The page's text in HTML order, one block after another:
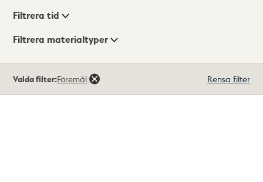
Visningsläge
Filtrera tid
Filtrera materialtyper
träffar
Valda filter:Föremål Rensa filter